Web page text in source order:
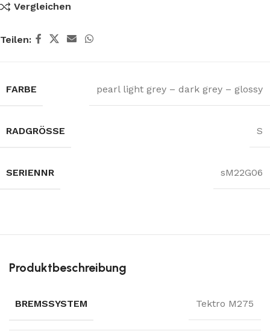
Vergleichen
Teilen:
FARBE pearl light grey – dark grey – glossy
RADGRÖSSE S
SERIENNR sM22G06
Produktbeschreibung
BREMSSYSTEM Tektro M275